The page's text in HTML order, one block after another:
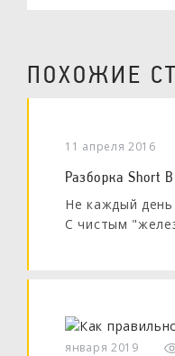
ПОХОЖИЕ
11 апреля 2016
Разборка Short
Не каждый
С чистым
января 2019